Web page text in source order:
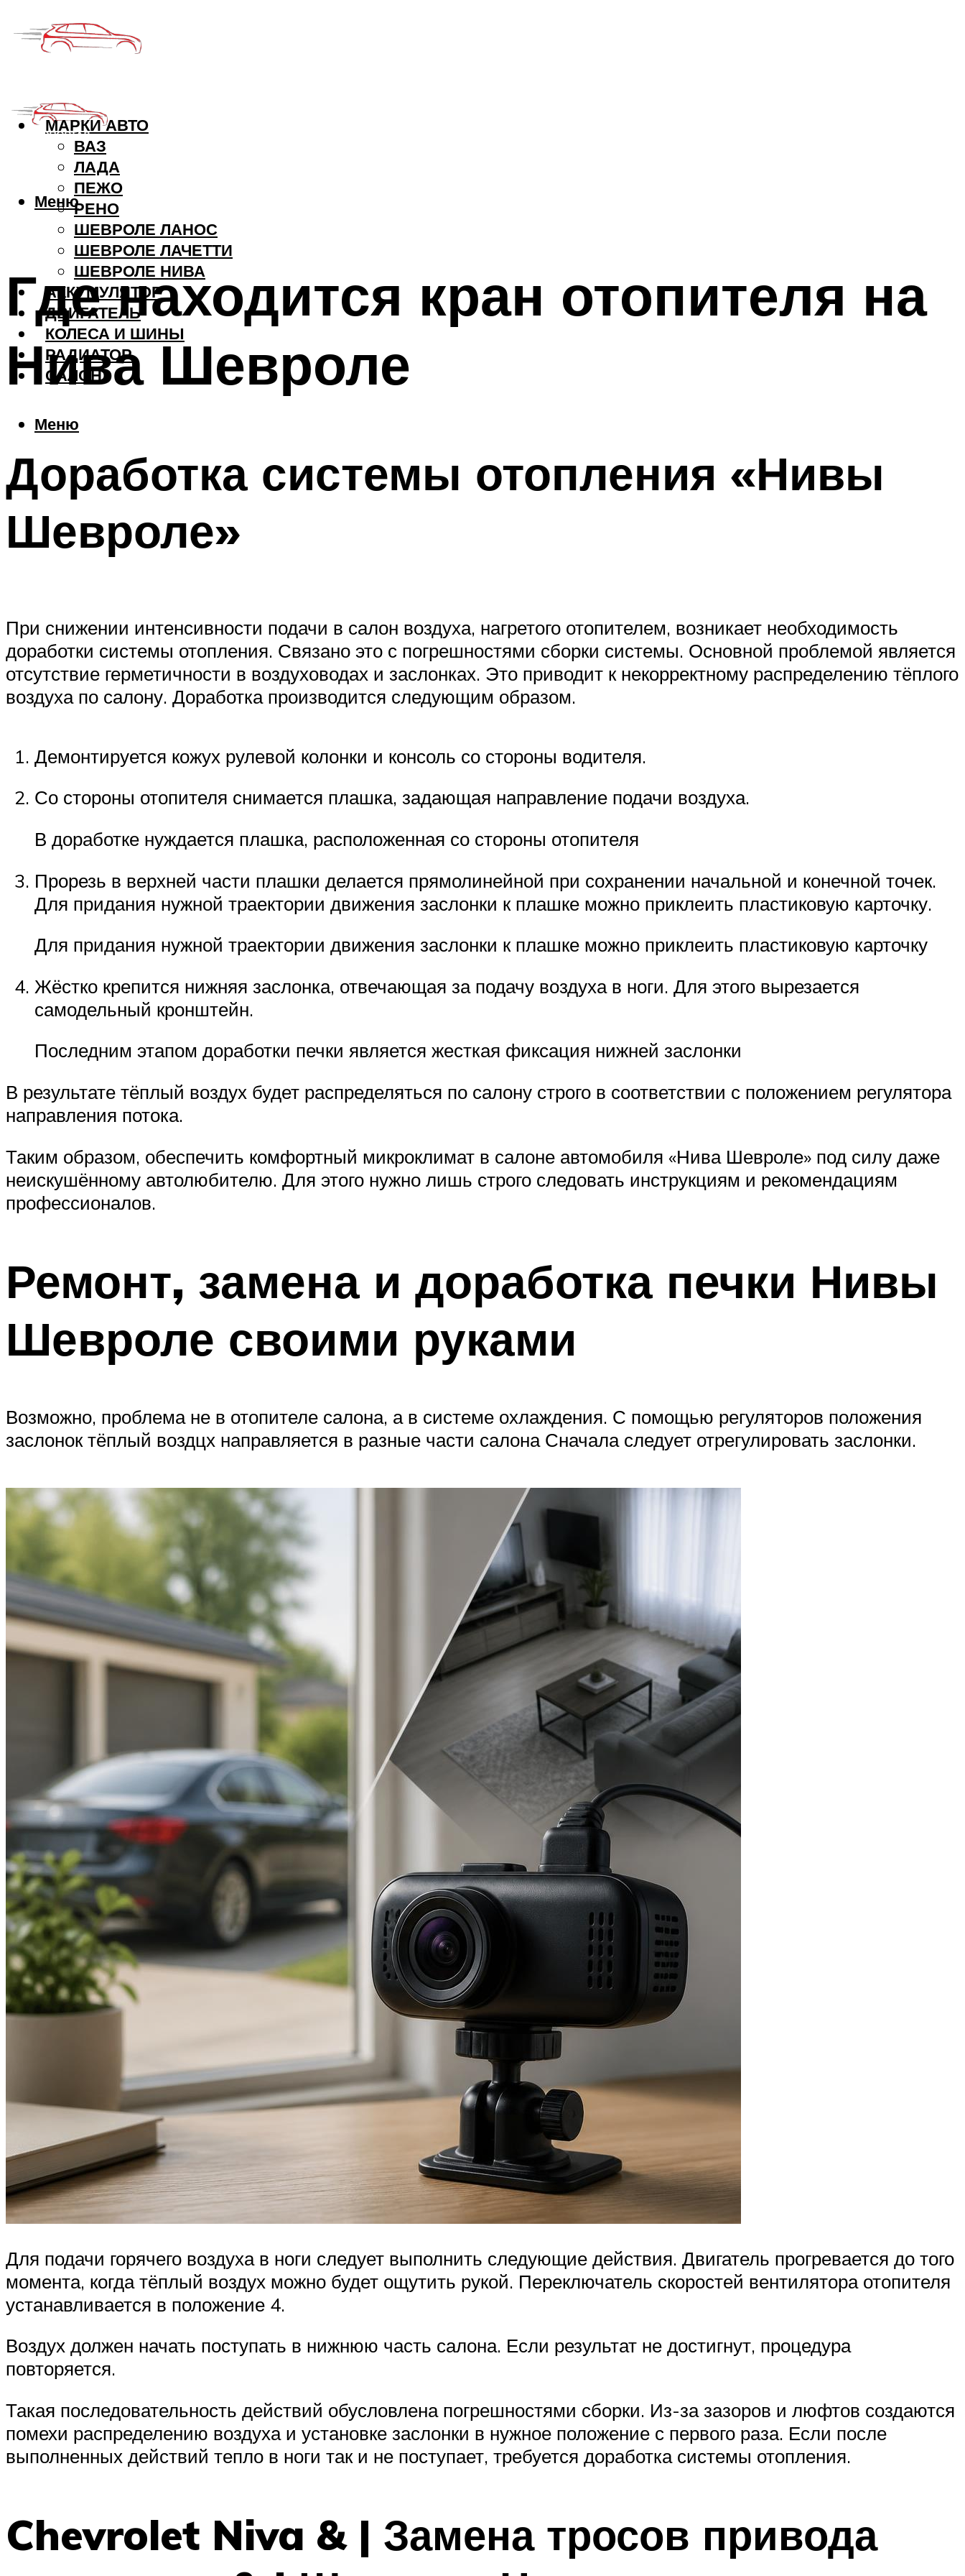
МАРКИ АВТО
ВАЗ
ЛАДА
ПЕЖО
РЕНО
ШЕВРОЛЕ ЛАНОС
ШЕВРОЛЕ ЛАЧЕТТИ
ШЕВРОЛЕ НИВА
АККУМУЛЯТОР
ДВИГАТЕЛЬ
КОЛЕСА И ШИНЫ
РАДИАТОР
САЛОН
Меню
Меню
Где находится кран отопителя на
Нива Шевроле
Доработка системы отопления «Нивы
Шевроле»
При снижении интенсивности подачи в салон воздуха, нагретого отопителем, возникает необходимость
доработки системы отопления. Связано это с погрешностями сборки системы. Основной проблемой является
отсутствие герметичности в воздуховодах и заслонках. Это приводит к некорректному распределению тёплого
воздуха по салону. Доработка производится следующим образом.
Демонтируется кожух рулевой колонки и консоль со стороны водителя.
Со стороны отопителя снимается плашка, задающая направление подачи воздуха.
В доработке нуждается плашка, расположенная со стороны отопителя
Прорезь в верхней части плашки делается прямолинейной при сохранении начальной и конечной точек.
Для придания нужной траектории движения заслонки к плашке можно приклеить пластиковую карточку.
Для придания нужной траектории движения заслонки к плашке можно приклеить пластиковую карточку
Жёстко крепится нижняя заслонка, отвечающая за подачу воздуха в ноги. Для этого вырезается
самодельный кронштейн.
Последним этапом доработки печки является жесткая фиксация нижней заслонки
В результате тёплый воздух будет распределяться по салону строго в соответствии с положением регулятора
направления потока.
Таким образом, обеспечить комфортный микроклимат в салоне автомобиля «Нива Шевроле» под силу даже
неискушённому автолюбителю. Для этого нужно лишь строго следовать инструкциям и рекомендациям
профессионалов.
Ремонт, замена и доработка печки Нивы
Шевроле своими руками
Возможно, проблема не в отопителе салона, а в системе охлаждения. С помощью регуляторов положения
заслонок тёплый воздцх направляется в разные части салона Сначала следует отрегулировать заслонки.
Для подачи горячего воздуха в ноги следует выполнить следующие действия. Двигатель прогревается до того
момента, когда тёплый воздух можно будет ощутить рукой. Переключатель скоростей вентилятора отопителя
устанавливается в положение 4.
Воздух должен начать поступать в нижнюю часть салона. Если результат не достигнут, процедура
повторяется.
Такая последовательность действий обусловлена погрешностями сборки. Из-за зазоров и люфтов создаются
помехи распределению воздуха и установке заслонки в нужное положение с первого раза. Если после
выполненных действий тепло в ноги так и не поступает, требуется доработка системы отопления.
Chevrolet Niva & | Замена тросов привода